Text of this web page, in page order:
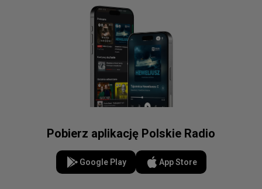
Pobierz aplikację Polskie Radio
Google Play App Store